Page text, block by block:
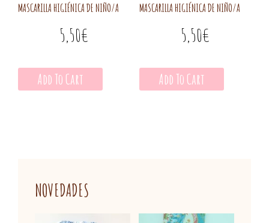
MASCARILLA HIGIÉNICA DE NIÑO/A
5,50€
Add To Cart
MASCARILLA HIGIÉNICA DE NIÑO/A
5,50€
Add To Cart
NOVEDADES